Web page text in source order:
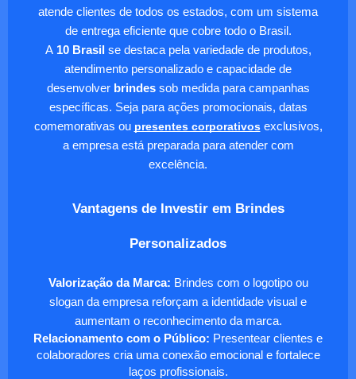
atende clientes de todos os estados, com um sistema
de entrega eficiente que cobre todo o Brasil.
A10 Brasilse destaca pela variedade de produtos,
atendimento personalizado e capacidade de
desenvolver brindessob medida para campanhas
específicas. Seja para ações promocionais, datas
comemorativas ou presentes corporativosexclusivos,
a empresa está preparada para atender com
excelência.
Vantagens de Investir em Brindes
Personalizados
Valorização da Marca: Brindes com o logotipo ou
slogan da empresa reforçam a identidade visual e
aumentam o reconhecimento da marca.
Relacionamento com o Público: Presentear clientes e
colaboradores cria uma conexão emocional e fortalece
laços profissionais.